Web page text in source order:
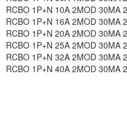
RCBO 1P+N 10A 2MOD 30MA
RCBO 1P+N 16A 2MOD 30MA
RCBO 1P+N 20A 2MOD 30MA
RCBO 1P+N 25A 2MOD 30MA
RCBO 1P+N 32A 2MOD 30MA
RCBO 1P+N 40A 2MOD 30MA